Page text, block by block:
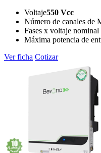
Voltaje550 Vcc
Número de canales de
Fases x voltaje nominal
Máxima potencia de
Ver ficha Cotizar